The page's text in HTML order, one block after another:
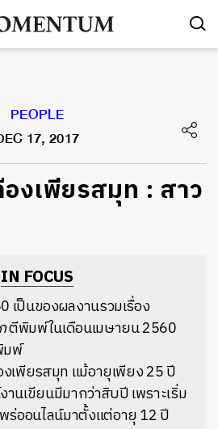
PEOPLE
17, 2017
งเพียรสมุท : สาว
IN FOCUS
เป็นของผลงานรวมเรื่อง
ตีพิมพ์ในเดือนเมษายน 2560
มพ์
งเพียรสมุท แม้อายุเพียง 25 ปี
นเขียนมีมากว่าสิบปี เพราะเริ่ม
ร่ออนไลน์มาตั้งแต่อายุ 12 ปี